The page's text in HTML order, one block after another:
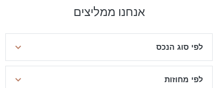
אנחנו ממליצים
לפי סוג הנכס
לפי מחוזות